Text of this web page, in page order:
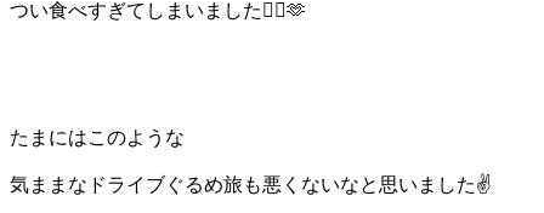
つい食べすぎてしまいました🤦‍♀️🫶
たまにはこのような
気ままなドライブぐるめ旅も悪くないなと思いました✌️